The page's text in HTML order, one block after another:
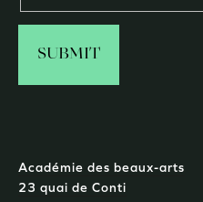
Académie des beaux-arts
23 quai de Conti